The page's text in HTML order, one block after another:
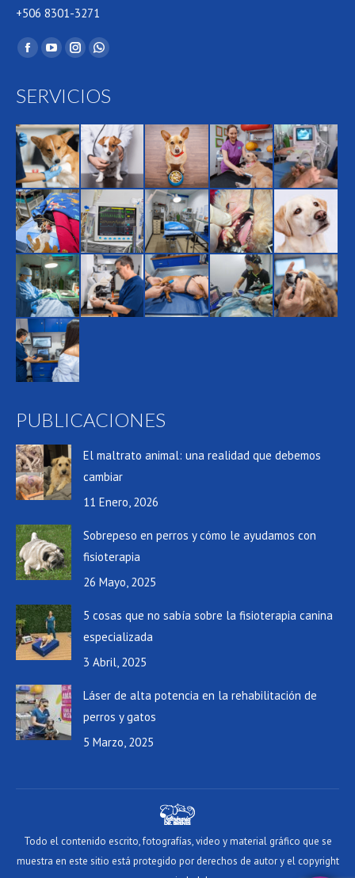
+506 8301-3271
Find us on:
Facebook
opens
new
window
YouTube
opens
new
window
Instagram
opens
new
window
Whatsapp
opens
new
window
SERVICIOS
PUBLICACIONES
El maltrato animal: una realidad que debemos
cambiar
11 Enero, 2026
Sobrepeso en perros y cómo le ayudamos con
fisioterapia
26 Mayo, 2025
5 cosas que no sabía sobre la fisioterapia canina
especializada
3 Abril, 2025
Láser de alta potencia en la rehabilitación de
perros y gatos
5 Marzo, 2025
Todo el contenido escrito, fotografías, video y material gráfico que se
muestra en este sitio está protegido por derechos de autor y el copyright